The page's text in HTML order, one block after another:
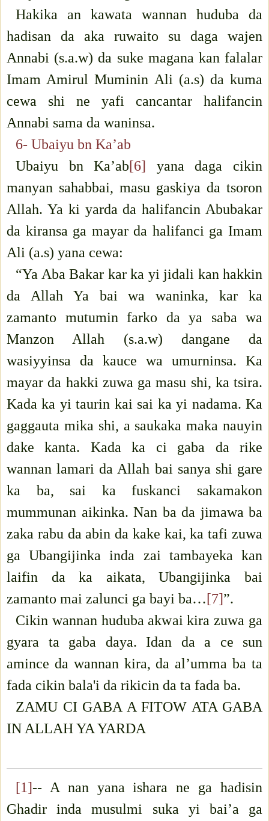
Hakika an kawata wannan huduba da
hadisan da aka ruwaito su daga wajen
Annabi (s.a.w) da suke magana kan falalar
Imam Amirul Muminin Ali (a.s) da kuma
cewa shi ne yafi cancantar halifancin
Annabi sama da waninsa.
6- Ubaiyu bn Ka’ab
Ubaiyu bn Ka’ab[6] yana daga cikin
manyan sahabbai, masu gaskiya da tsoron
Allah. Ya ki yarda da halifancin Abubakar
da kiransa ga mayar da halifanci ga Imam
Ali (a.s) yana cewa:
“Ya Aba Bakar kar ka yi jidali kan hakkin
da Allah Ya bai wa waninka, kar ka
zamanto mutumin farko da ya saba wa
Manzon Allah (s.a.w) dangane da
wasiyyinsa da kauce wa umurninsa. Ka
mayar da hakki zuwa ga masu shi, ka tsira.
Kada ka yi taurin kai sai ka yi nadama. Ka
gaggauta mika shi, a saukaka maka nauyin
dake kanta. Kada ka ci gaba da rike
wannan lamari da Allah bai sanya shi gare
ka ba, sai ka fuskanci sakamakon
mummunan aikinka. Nan ba da jimawa ba
zaka rabu da abin da kake kai, ka tafi zuwa
ga Ubangijinka inda zai tambayeka kan
laifin da ka aikata, Ubangijinka bai
zamanto mai zalunci ga bayi ba…[7]”.
Cikin wannan huduba akwai kira zuwa ga
gyara ta gaba daya. Idan da a ce sun
amince da wannan kira, da al’umma ba ta
fada cikin bala'i da rikicin da ta fada ba.
ZAMU CI GABA A FITOW ATA GABA
IN ALLAH YA YARDA
[1]-- A nan yana ishara ne ga hadisin
Ghadir inda musulmi suka yi bai’a ga